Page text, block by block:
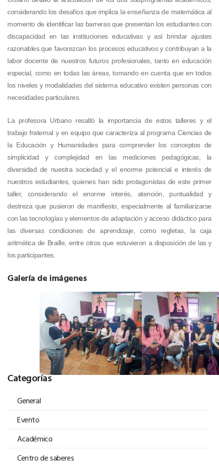
considerando los desafíos que implica la enseñanza de matemática al
momento de identificar las barreras que presentan los estudiantes con
discapacidad en las instituciones educativas y así brindar ajustes
razonables que favorezcan los procesos educativos y contribuyan a la
labor docente de nuestros futuros profesionales, tanto en educación
especial, como en todas las áreas, tomando en cuenta que en todos
los niveles y modalidades del sistema educativo existen personas con
necesidades particulares.
La profesora Urbano resaltó la importancia de estos talleres y el
trabajo fraternal y en equipo que caracteriza al programa Ciencias de
la Educación y Humanidades para comprender los conceptos de
simplicidad y complejidad en las mediciones pedagógicas, la
diversidad de nuestra sociedad y el enorme potencial e interés de
nuestros estudiantes, quienes han sido protagonistas de este primer
taller, considerando el enorme interés, atención, puntualidad y
destreza que pusieron de manifiesto, especialmente al familiarizarse
con las tecnologías y elementos de adaptación y acceso didáctico para
las diversas condiciones de aprendizaje, como regletas, la caja
aritmética de Braille, entre otros que estuvieron a disposición de las y
los participantes.
Galería de imágenes
Categorías
General
Evento
Académico
Centro de saberes